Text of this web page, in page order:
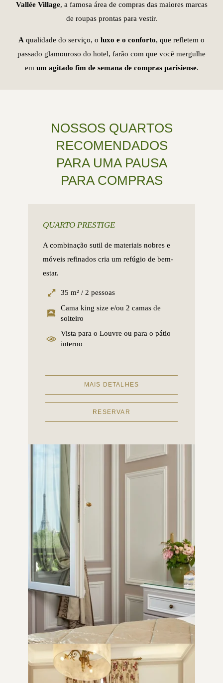
Vallée Village, a famosa área de compras das maiores marcas
de roupas prontas para vestir.
A qualidade do serviço, o luxo e o conforto, que refletem o
passado glamouroso do hotel, farão com que você mergulhe
em um agitado fim de semana de compras parisiense.
NOSSOS QUARTOS
RECOMENDADOS
PARA UMA PAUSA
PARA COMPRAS
QUARTO PRESTIGE
A combinação sutil de materiais nobres e
móveis refinados cria um refúgio de bem-
estar.
35 m² / 2 pessoas
Cama king size e/ou 2 camas de
solteiro
Vista para o Louvre ou para o pátio
interno
MAIS DETALHES
RESERVAR